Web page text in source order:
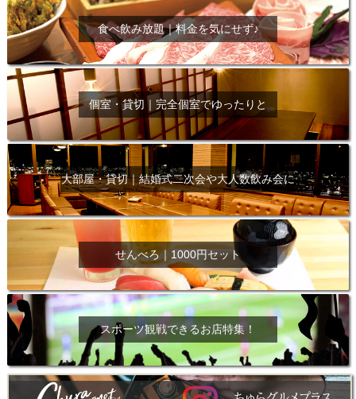
食べ飲み放題｜料金を気にせず♪
個室・貸切｜完全個室でゆったりと
大部屋・貸切｜結婚式二次会や大人数飲み会に
せんべろ｜1000円セット
スポーツ観戦できるお店特集！